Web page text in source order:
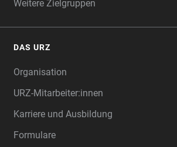
Weitere Zielgruppen
DAS URZ
Organisation
URZ-Mitarbeiter:innen
Karriere und Ausbildung
Formulare